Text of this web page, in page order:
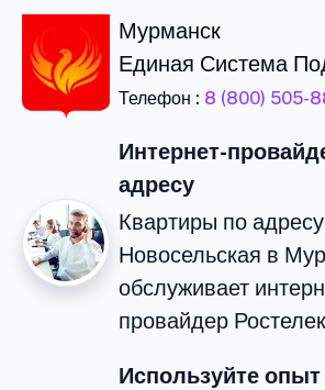
Мурманск
Единая Система
Телефон : 8 (800) 505-
Интернет-
адресу
Квартиры по
Новосельская в
обслуживает
провайдер
Используйте опыт